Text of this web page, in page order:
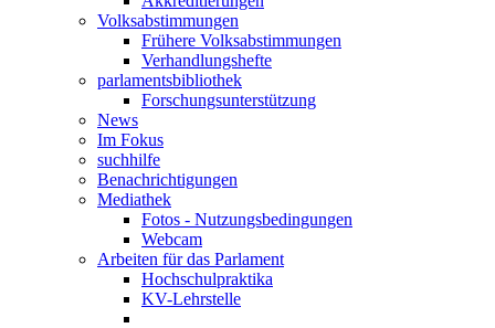
Volksabstimmungen
Frühere Volksabstimmungen
Verhandlungshefte
parlamentsbibliothek
Forschungsunterstützung
News
Im Fokus
suchhilfe
Benachrichtigungen
Mediathek
Fotos - Nutzungsbedingungen
Webcam
Arbeiten für das Parlament
Hochschulpraktika
KV-Lehrstelle